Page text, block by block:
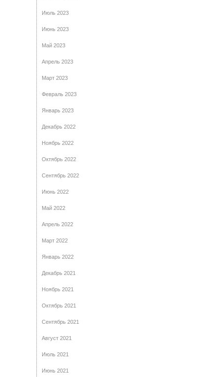
Июль 2023
Июнь 2023
Май 2023
Апрель 2023
Март 2023
Февраль 2023
Январь 2023
Декабрь 2022
Ноябрь 2022
Октябрь 2022
Сентябрь 2022
Июнь 2022
Май 2022
Апрель 2022
Март 2022
Январь 2022
Декабрь 2021
Ноябрь 2021
Октябрь 2021
Сентябрь 2021
Август 2021
Июль 2021
Июнь 2021